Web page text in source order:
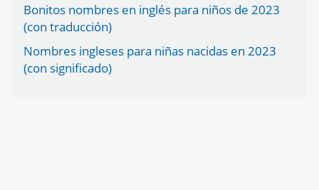
Bonitos nombres en inglés para niños de 2023
(con traducción)
Nombres ingleses para niñas nacidas en 2023
(con significado)